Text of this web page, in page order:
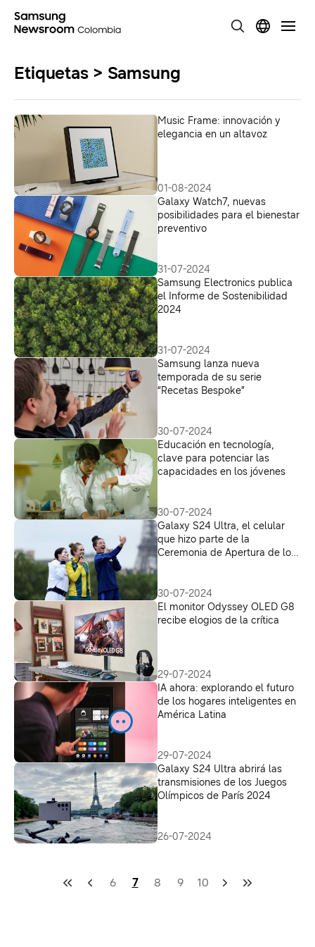
Etiquetas > Samsung
Music Frame: innovación y
elegancia en un altavoz
01-08-2024
Galaxy Watch7, nuevas
posibilidades para el bienestar
31-07-2024
Samsung Electronics publica
el Informe de Sostenibilidad
2024
31-07-2024
Samsung lanza nueva
temporada de su serie
“Recetas Bespoke”
30-07-2024
Educación en tecnología,
clave para potenciar las
capacidades en los jóvenes
30-07-2024
Galaxy S24 Ultra, el celular
que hizo parte de la
Ceremonia de Apertura de los
30-07-2024
El monitor Odyssey OLED G8
recibe elogios de la crítica
29-07-2024
IA ahora: explorando el futuro
de los hogares inteligentes en
América Latina
29-07-2024
Galaxy S24 Ultra abrirá las
transmisiones de los Juegos
Olímpicos de París 2024
26-07-2024
6 7 8 9 10